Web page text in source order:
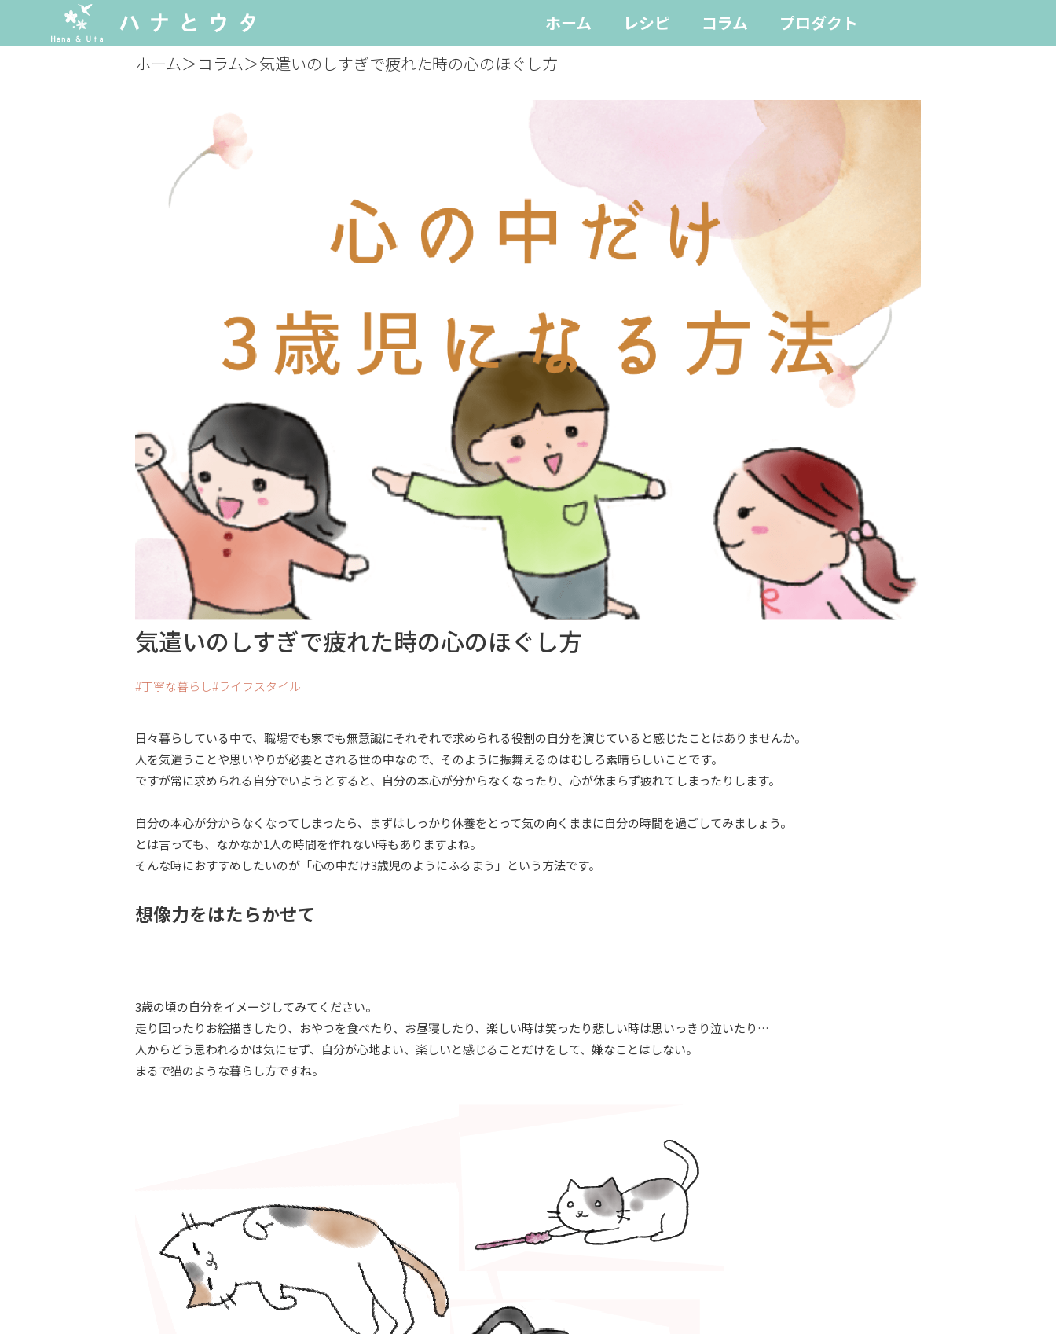
ホーム レシピ コラム
プロダクト
ホーム＞コラム＞気遣いのしすぎで疲れた時の心のほぐし方
気遣いのしすぎで疲れた時の心のほぐし方
丁寧な暮らし ライフスタイル
日々暮らしている中で、職場でも家でも無意識にそれぞれで求められる役割の自分を演じていると感じたことはありませんか。
人を気遣うことや思いやりが必要とされる世の中なので、そのように振舞えるのはむしろ素晴らしいことです。
ですが常に求められる自分でいようとすると、自分の本心が分からなくなったり、心が休まらず疲れてしまったりします。
自分の本心が分からなくなってしまったら、まずはしっかり休養をとって気の向くままに自分の時間を過ごしてみましょう。
とは言っても、なかなか1人の時間を作れない時もありますよね。
そんな時におすすめしたいのが「心の中だけ3歳児のようにふるまう」という方法です。
想像力をはたらかせて
3歳の頃の自分をイメージしてみてください。
走り回ったりお絵描きしたり、おやつを食べたり、お昼寝したり、楽しい時は笑ったり悲しい時は思いっきり泣いたり…
人からどう思われるかは気にせず、自分が心地よい、楽しいと感じることだけをして、嫌なことはしない。
まるで猫のような暮らし方ですね。